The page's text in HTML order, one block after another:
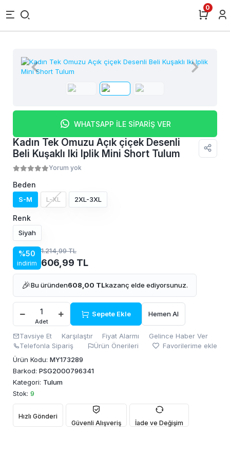
0
WHATSAPP İLE SİPARİŞ VER
Kadın Tek Omuzu Açık çiçek Desenli
Beli Kuşaklı Iki Iplik Mini Short Tulum
Yorum yok
Beden
S-M L-XL 2XL-3XL
Renk
Siyah
%50
indirim
1.214,99 TL
606,99 TL
🎉Bu üründen608,00 TLkazanç elde ediyorsunuz.
Adet
Sepete Ekle Hemen Al
Tavsiye Et Karşılaştır Fiyat Alarmı
Gelince Haber Ver
Telefonla Sipariş
Ürün Önerileri
Favorilerime ekle
Ürün Kodu: MY173289
Barkod: PSG2000796341
Kategori: Tulum
Stok: 9
Hızlı Gönderi
Güvenli Alışveriş
İade ve Değişim